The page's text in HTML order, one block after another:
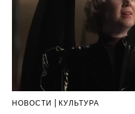
НОВОСТИ КУЛЬТУРА